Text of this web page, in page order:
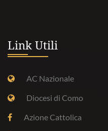
Link Utili
AC Nazionale
Diocesi di Como
Azione Cattolica